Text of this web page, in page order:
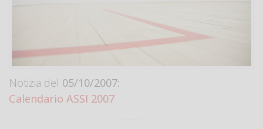
Notizia del 05/10/2007:
Calendario ASSI 2007